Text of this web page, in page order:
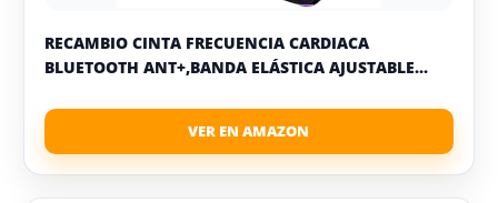
RECAMBIO CINTA FRECUENCIA CARDIACA
BLUETOOTH ANT+,BANDA ELÁSTICA AJUSTABLE...